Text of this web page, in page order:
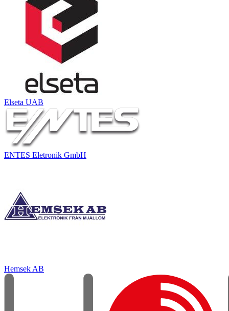
Elseta UAB
ENTES Eletronik GmbH
Hemsek AB